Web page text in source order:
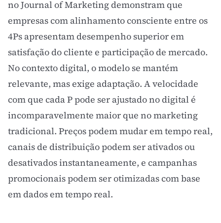
no Journal of Marketing demonstram que
empresas com alinhamento consciente entre os
4Ps apresentam desempenho superior em
satisfação do cliente e participação de mercado.
No contexto digital, o modelo se mantém
relevante, mas exige adaptação. A velocidade
com que cada P pode ser ajustado no digital é
incomparavelmente maior que no marketing
tradicional. Preços podem mudar em tempo real,
canais de distribuição podem ser ativados ou
desativados instantaneamente, e campanhas
promocionais podem ser otimizadas com base
em dados em tempo real.